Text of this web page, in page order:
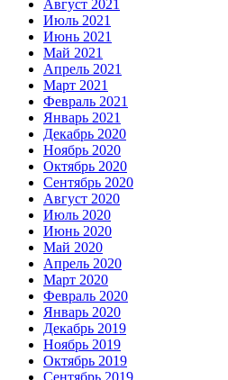
Август 2021
Июль 2021
Июнь 2021
Май 2021
Апрель 2021
Март 2021
Февраль 2021
Январь 2021
Декабрь 2020
Ноябрь 2020
Октябрь 2020
Сентябрь 2020
Август 2020
Июль 2020
Июнь 2020
Май 2020
Апрель 2020
Март 2020
Февраль 2020
Январь 2020
Декабрь 2019
Ноябрь 2019
Октябрь 2019
Сентябрь 2019